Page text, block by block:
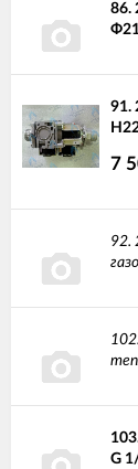
86.
91.
7
92.
102.
G